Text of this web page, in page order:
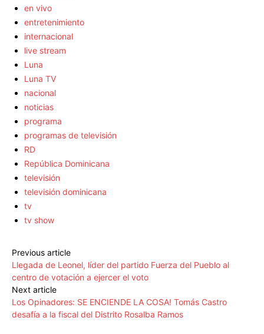
en vivo
entretenimiento
internacional
live stream
Luna
Luna TV
nacional
noticias
programa
programas de televisión
RD
República Dominicana
televisión
televisión dominicana
tv
tv show
Previous article
Llegada de Leonel, líder del partido Fuerza del Pueblo al
centro de votación a ejercer el voto
Next article
Los Opinadores: SE ENCIENDE LA COSA! Tomás Castro
desafía a la fiscal del Distrito Rosalba Ramos